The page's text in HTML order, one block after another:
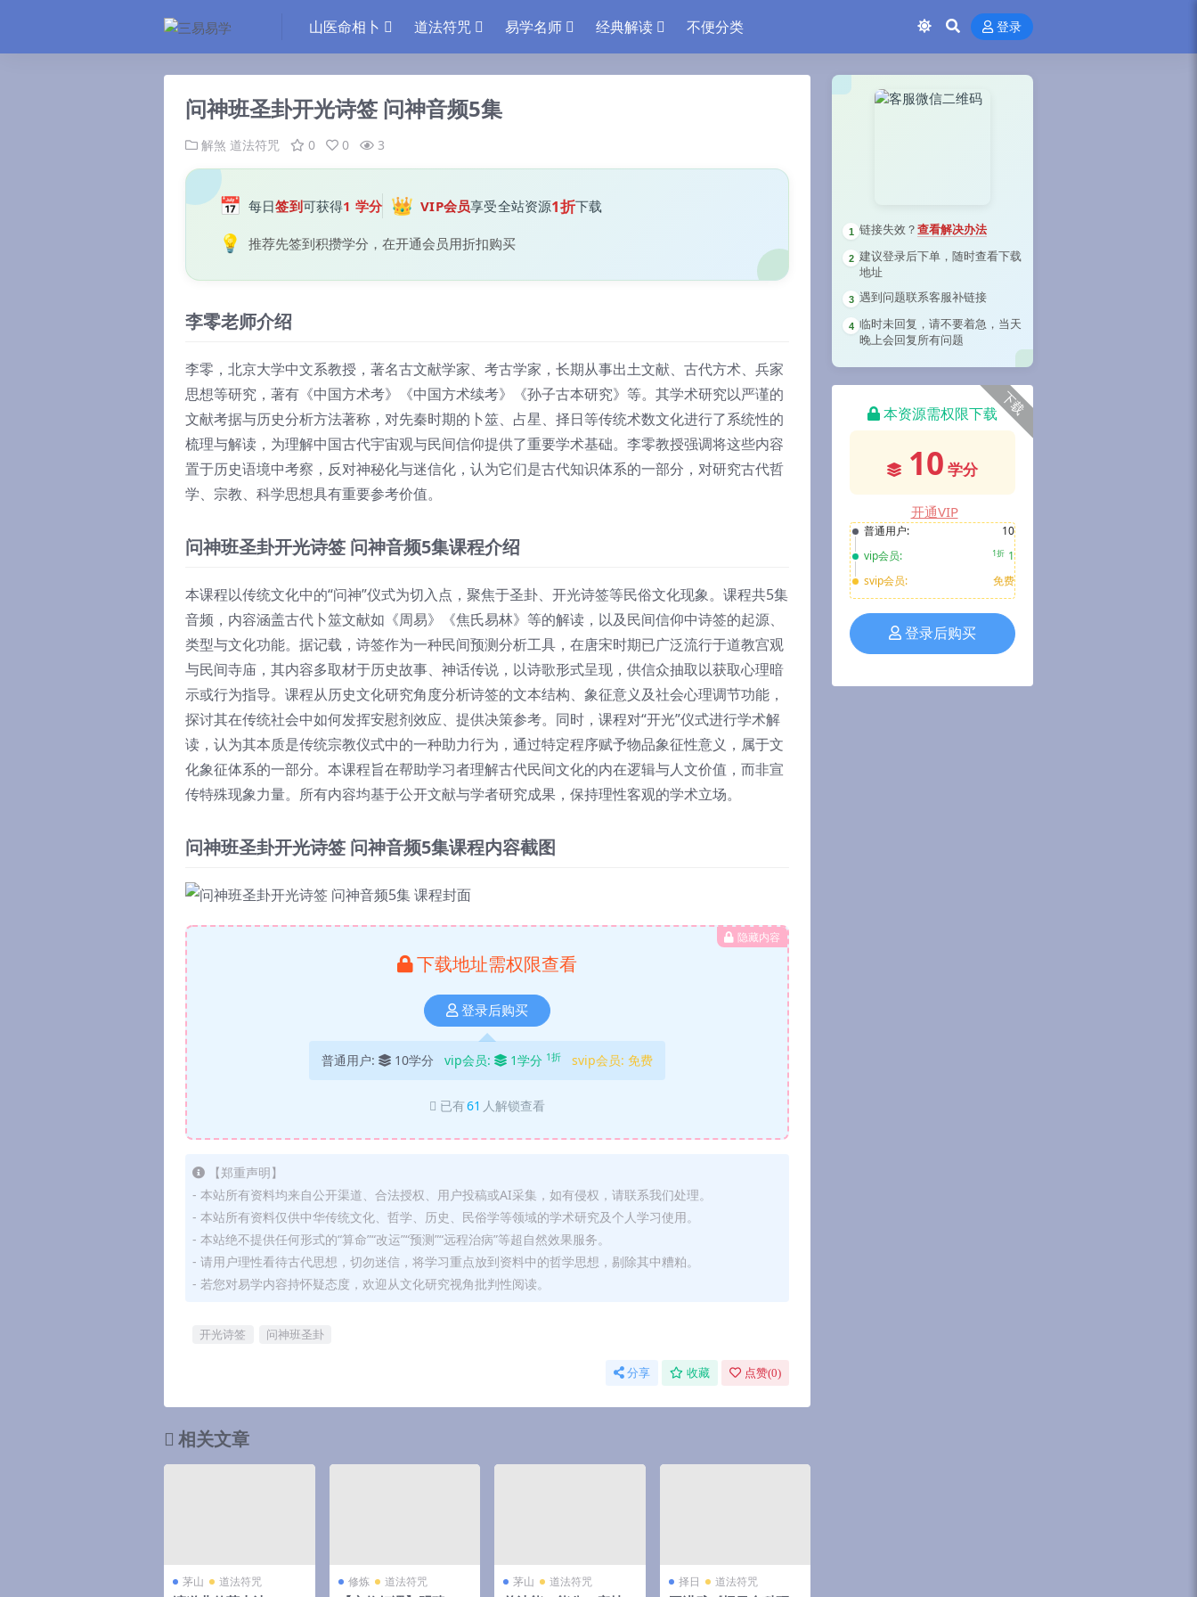
山医命相卜 道法符咒 易学名师 经典解读 不便分类 登录
问神班圣卦开光诗签 问神音频5集
解煞 道法符咒 0 0 3
📅 每日签到可获得1 学分 👑 VIP会员享受全站资源1折下载
💡 推荐先签到积攒学分，在开通会员用折扣购买
李零老师介绍
李零，北京大学中文系教授，著名古文献学家、考古学家，长期从事出土文献、古代方术、兵家
思想等研究，著有《中国方术考》《中国方术续考》《孙子古本研究》等。其学术研究以严谨的
文献考据与历史分析方法著称，对先秦时期的卜筮、占星、择日等传统术数文化进行了系统性的
梳理与解读，为理解中国古代宇宙观与民间信仰提供了重要学术基础。李零教授强调将这些内容
置于历史语境中考察，反对神秘化与迷信化，认为它们是古代知识体系的一部分，对研究古代哲
学、宗教、科学思想具有重要参考价值。
问神班圣卦开光诗签 问神音频5集课程介绍
本课程以传统文化中的“问神”仪式为切入点，聚焦于圣卦、开光诗签等民俗文化现象。课程共5集
音频，内容涵盖古代卜筮文献如《周易》《焦氏易林》等的解读，以及民间信仰中诗签的起源、
类型与文化功能。据记载，诗签作为一种民间预测分析工具，在唐宋时期已广泛流行于道教宫观
与民间寺庙，其内容多取材于历史故事、神话传说，以诗歌形式呈现，供信众抽取以获取心理暗
示或行为指导。课程从历史文化研究角度分析诗签的文本结构、象征意义及社会心理调节功能，
探讨其在传统社会中如何发挥安慰剂效应、提供决策参考。同时，课程对“开光”仪式进行学术解
读，认为其本质是传统宗教仪式中的一种助力行为，通过特定程序赋予物品象征性意义，属于文
化象征体系的一部分。本课程旨在帮助学习者理解古代民间文化的内在逻辑与人文价值，而非宣
传特殊现象力量。所有内容均基于公开文献与学者研究成果，保持理性客观的学术立场。
问神班圣卦开光诗签 问神音频5集课程内容截图
隐藏内容
下载地址需权限查看
登录后购买
普通用户: 10学分 vip会员: 1学分 1折 svip会员: 免费
已有61 人解锁查看
【郑重声明】
- 本站所有资料均来自公开渠道、合法授权、用户投稿或AI采集，如有侵权，请联系我们处理。
- 本站所有资料仅供中华传统文化、哲学、历史、民俗学等领域的学术研究及个人学习使用。
- 本站绝不提供任何形式的“算命”“改运”“预测”“远程治病”等超自然效果服务。
- 请用户理性看待古代思想，切勿迷信，将学习重点放到资料中的哲学思想，剔除其中糟粕。
- 若您对易学内容持怀疑态度，欢迎从文化研究视角批判性阅读。
开光诗签 问神班圣卦
分享 收藏 点赞(0)
相关文章
茅山 道法符咒 修炼 道法符咒 茅山 道法符咒 择日 道法符咒
1 链接失效？ 查看解决办法
2 建议登录后下单，随时查看下载
地址
3 遇到问题联系客服补链接
4 临时未回复，请不要着急，当天
晚上会回复所有问题
下载
本资源需权限下载
10 学分
开通VIP
普通用户:
10
vip会员:
1折 1
svip会员:
免费
登录后购买